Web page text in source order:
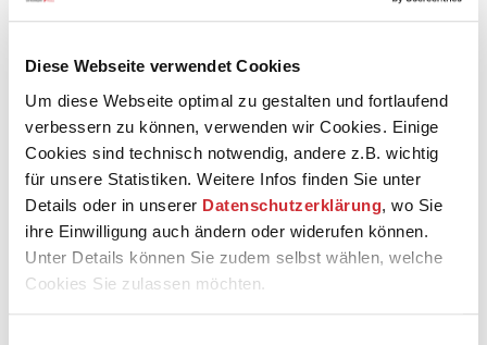
Diese Webseite verwendet Cookies
Um diese Webseite optimal zu gestalten und fortlaufend
verbessern zu können, verwenden wir Cookies. Einige
Cookies sind technisch notwendig, andere z.B. wichtig
für unsere Statistiken. Weitere Infos finden Sie unter
Details oder in unserer Datenschutzerklärung, wo Sie
ihre Einwilligung auch ändern oder widerufen können.
Unter Details können Sie zudem selbst wählen, welche
Cookies Sie zulassen möchten.
Nach Beendigung seines Studiums mit dem
Regensburger dann für eine klassische
Kapellmeisterlaufbahn. Eine erste Anstellung fand er als
Solorepetitor mit Dirigierverpflichtung am damaligen
Schillertheater NRW in Wuppertal. Kurz darauf
wechselte er als 2. Kapellmeister an die Städtischen
Bühnen Münster. Erste Gastengagements führten ihn in
dieser Zeit nach Mendoza (Argentinien) und Athen.
Danach folgten als weitere Stationen das Staatstheater
Kassel, die Staatsoper Hannover und das Staatstheater
Saarbrücken. In dieser Zeit erarbeitete er sich